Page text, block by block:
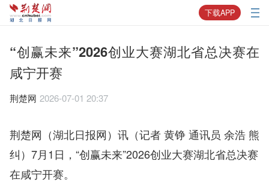
下载APP
“创赢未来”2026创业大赛湖北省总决赛在
咸宁开赛
荆楚网 2026-07-01 20:37
荆楚网（湖北日报网）讯（记者 黄铮 通讯员 余浩 熊
纠） 7月1日，“创赢未来”2026创业大赛湖北省总决赛
在咸宁开赛。